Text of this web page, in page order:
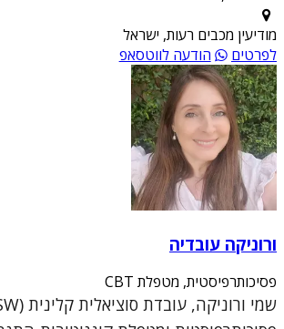
מודיעין מכבים רעות, ישראל
לפרטים
הודעה לווטסאפ
ורוניקה עובדיה
פסיכותרפיסטית, מטפלת CBT